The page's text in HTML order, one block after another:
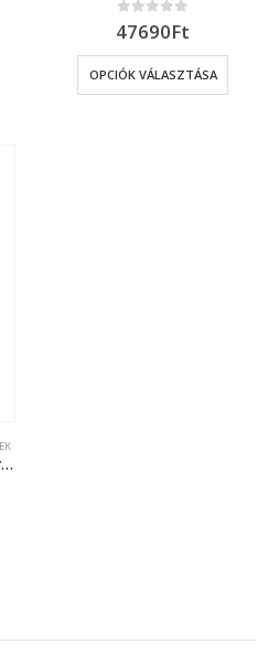
0out of 5
47690Ft
OPCIÓK VÁLASZTÁSA
Homokóra fa házban esküvőre díszes oszlopokkal